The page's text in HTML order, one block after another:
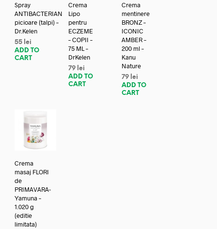
Spray
ANTIBACTERIAN
picioare (talpi) –
Dr.Kelen
55 lei
ADD TO
CART
Crema
Lipo
pentru
ECZEME
– COPII –
75 ML –
DrKelen
79 lei
ADD TO
CART
Crema
mentinere
BRONZ –
ICONIC
AMBER –
200 ml –
Kanu
Nature
79 lei
ADD TO
CART
Crema
masaj FLORI
de
PRIMAVARA-
Yamuna –
1.020 g
(editie
limitata)